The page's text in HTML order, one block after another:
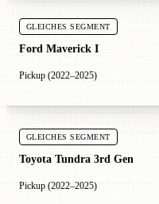
GLEICHES SEGMENT
Ford Maverick I
Pickup (2022–2025)
GLEICHES SEGMENT
Toyota Tundra 3rd Gen
Pickup (2022–2025)